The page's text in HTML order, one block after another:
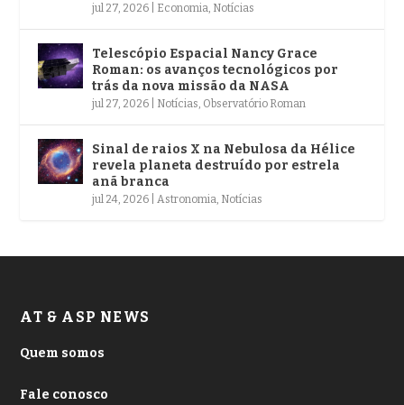
jul 27, 2026 Economia, Notícias
Telescópio Espacial Nancy Grace
Roman: os avanços tecnológicos por
trás da nova missão da NASA
jul 27, 2026 Notícias, Observatório Roman
Sinal de raios X na Nebulosa da Hélice
revela planeta destruído por estrela
anã branca
jul 24, 2026 |Astronomia, Notícias
AT & ASP NEWS
Quem somos
Fale conosco